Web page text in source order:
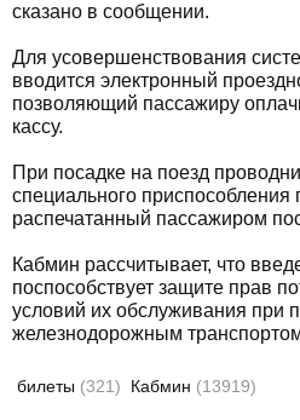
сказано в сообщении.
Для усовершенствования
вводится электронный
позволяющий пассажиру
кассу.
При посадке на поезд
специального приспособления
распечатанный пассажиром
Кабмин рассчитывает, что
поспособствует защите прав
условий их обслуживания при
железнодорожным
билеты (321) Кабмин (13919)